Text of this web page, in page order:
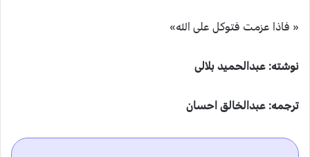
« فاذا عزمت فتوکل علی الله»
نوشته: عبدالحمید بلالی
ترجمه: عبدالخالق احسان